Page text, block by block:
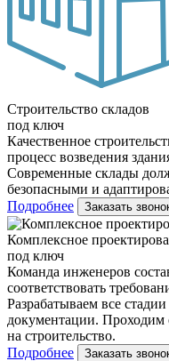
Строительство складов
под ключ
Качественное
процесс возведения
Современные склады
безопасными и
Подробнее
Заказать
Комплексное
под ключ
Команда инженеров
соответствовать
Разрабатываем все
документации. Проходим
на строительство.
Подробнее
Заказать